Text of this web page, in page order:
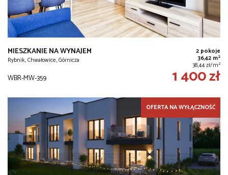
MIESZKANIE NA WYNAJEM
Rybnik, Chwałowice, Górnicza
2 pokoje
36,42 m2
38,44 zł/m2
WBR-MW-359 1 400 zł
OFERTA NA WYŁĄCZNOŚĆ